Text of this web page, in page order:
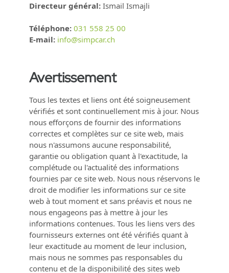
Directeur général:Ismail Ismajli
Téléphone: 031 558 25 00
E-mail: info@simpcar.ch
Avertissement
Tous les textes et liens ont été soigneusement
vérifiés et sont continuellement mis à jour. Nous
nous efforçons de fournir des informations
correctes et complètes sur ce site web, mais
nous n'assumons aucune responsabilité,
garantie ou obligation quant à l'exactitude, la
complétude ou l'actualité des informations
fournies par ce site web. Nous nous réservons le
droit de modifier les informations sur ce site
web à tout moment et sans préavis et nous ne
nous engageons pas à mettre à jour les
informations contenues. Tous les liens vers des
fournisseurs externes ont été vérifiés quant à
leur exactitude au moment de leur inclusion,
mais nous ne sommes pas responsables du
contenu et de la disponibilité des sites web